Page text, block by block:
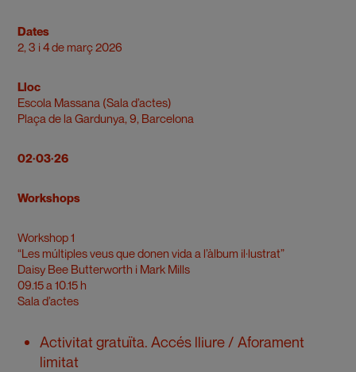
Dates
2, 3 i 4 de març 2026
Lloc
Escola Massana (Sala d’actes)
Plaça de la Gardunya, 9, Barcelona
02·03·26
Workshops
Workshop 1
“Les múltiples veus que donen vida a l’àlbum il·lustrat”
Daisy Bee Butterworth i Mark Mills
09.15 a 10.15 h
Sala d’actes
Activitat gratuïta. Accés lliure / Aforament
limitat